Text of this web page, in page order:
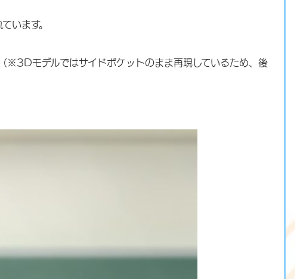
います。
※3Dモデルではサイドポケットのまま再現しているため、後